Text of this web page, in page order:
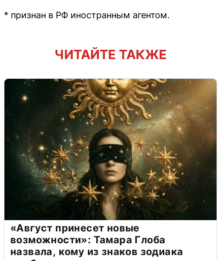
* признан в РФ иностранным агентом.
ЧИТАЙТЕ ТАКЖЕ
«Август принесет новые
возможности»: Тамара Глоба
назвала, кому из знаков зодиака